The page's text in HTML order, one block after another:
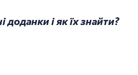
і як їх знайти?